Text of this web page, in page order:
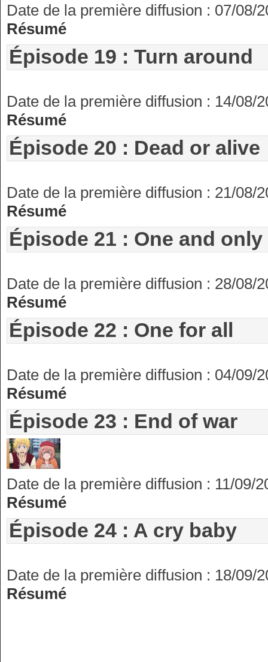
Date de la première diffusion : 07/08/
Résumé
Épisode 19 : Turn around
Date de la première diffusion : 14/08/
Résumé
Épisode 20 : Dead or alive
Date de la première diffusion : 21/08/
Résumé
Épisode 21 : One and only
Date de la première diffusion : 28/08/
Résumé
Épisode 22 : One for all
Date de la première diffusion : 04/09/
Résumé
Épisode 23 : End of war
Date de la première diffusion : 11/09/
Résumé
Épisode 24 : A cry baby
Date de la première diffusion : 18/09/
Résumé